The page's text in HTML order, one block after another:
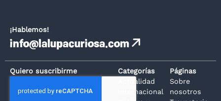
¡Hablemos!
info@lalupacuriosa.com
Quiero suscribirme
Categorías
Actualidad
Internacional
Páginas
Sobre
nosotros